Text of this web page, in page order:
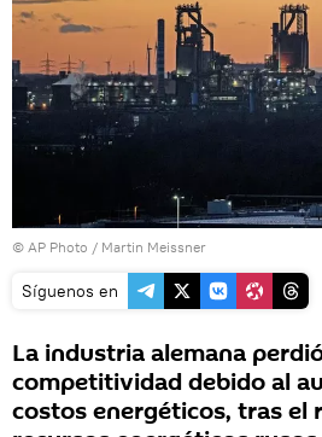
© AP Photo / Martin Meissner
Síguenos en
La industria alemana
competitividad debido al
costos energéticos, tras el